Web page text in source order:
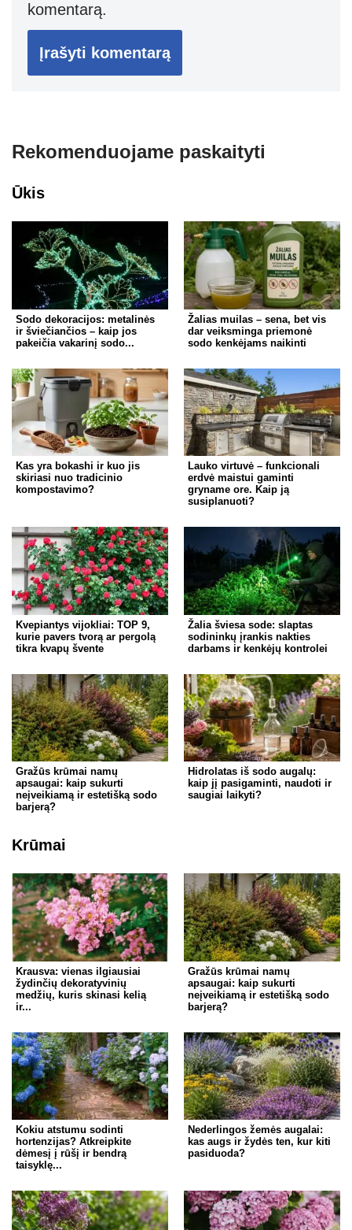
komentarą.
Rekomenduojame paskaityti
Ūkis
Sodo dekoracijos: metalinės
ir šviečiančios – kaip jos
pakeičia vakarinį sodo...
Žalias muilas – sena, bet vis
dar veiksminga priemonė
sodo kenkėjams naikinti
Kas yra bokashi ir kuo jis
skiriasi nuo tradicinio
kompostavimo?
Lauko virtuvė – funkcionali
erdvė maistui gaminti
gryname ore. Kaip ją
susiplanuoti?
Kvepiantys vijokliai: TOP 9,
kurie pavers tvorą ar pergolą
tikra kvapų švente
Žalia šviesa sode: slaptas
sodininkų įrankis nakties
darbams ir kenkėjų kontrolei
Gražūs krūmai namų
apsaugai: kaip sukurti
neįveikiamą ir estetišką sodo
barjerą?
Hidrolatas iš sodo augalų:
kaip jį pasigaminti, naudoti ir
saugiai laikyti?
Krūmai
Krausva: vienas ilgiausiai
žydinčių dekoratyvinių
medžių, kuris skinasi kelią
ir...
Gražūs krūmai namų
apsaugai: kaip sukurti
neįveikiamą ir estetišką sodo
barjerą?
Kokiu atstumu sodinti
hortenzijas? Atkreipkite
dėmesį į rūšį ir bendrą
taisyklę...
Nederlingos žemės augalai:
kas augs ir žydės ten, kur kiti
pasiduoda?